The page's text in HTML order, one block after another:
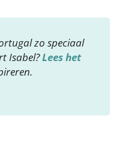
zo speciaal
Isabel?Lees het